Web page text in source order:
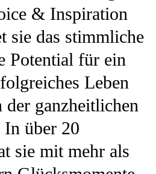
& Inspiration
sie das stimmliche
Potential für ein
Leben
ganzheitlichen
über 20
sie mit mehr als